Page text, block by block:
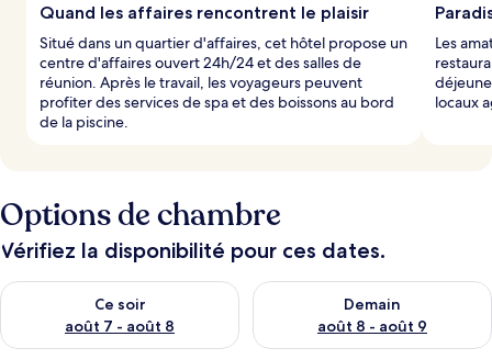
Quand les affaires rencontrent le plaisir
Situé dans un quartier d'affaires, cet hôtel propose un
centre d'affaires ouvert 24h/24 et des salles de
réunion. Après le travail, les voyageurs peuvent
profiter des services de spa et des boissons au bord
de la piscine.
Les
locaux
Options de chambre
Vérifiez la disponibilité pour ces dates.
Ce soir
août 7 - août 8
Vérifier la disponibilité pour ce soir août 7 - août 8
Demain
août 8 - août 9
Vérifier la disponibilité pour